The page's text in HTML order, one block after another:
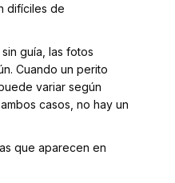
difíciles de
guía, las fotos
Cuando un perito
variar según
casos, no hay un
que aparecen en